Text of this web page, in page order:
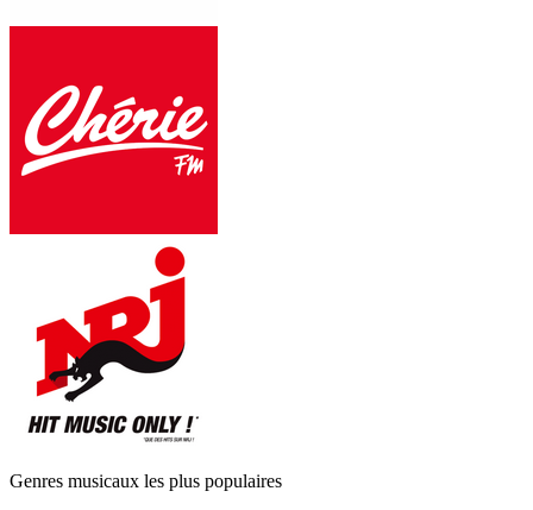
Genres musicaux les plus populaires